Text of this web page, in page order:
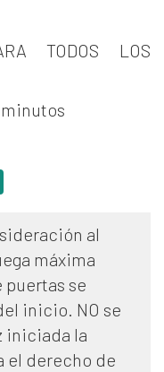
TODOS LOS
minutos
al
máxima
se
inicio. NO se
iniciada la
el derecho de